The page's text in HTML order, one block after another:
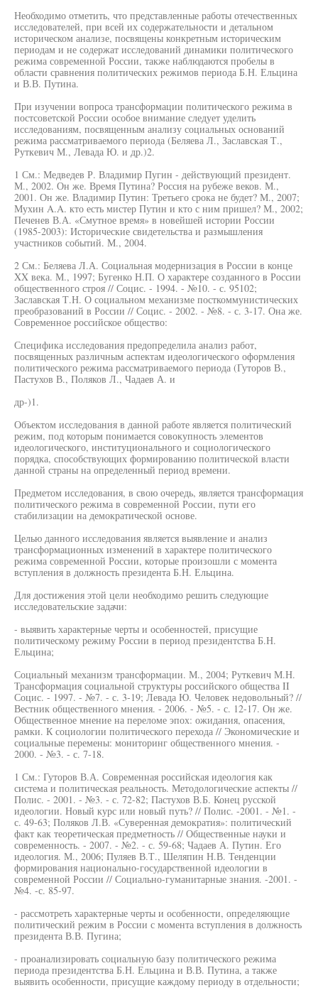
Необходимо отметить, что представленные работы отечественных
исследователей, при всей их содержательности и детальном
историческом анализе, посвящены конкретным историческим
периодам и не содержат исследований динамики политического
режима современной России, также наблюдаются пробелы в
области сравнения политических режимов периода Б.Н. Ельцина
и В.В. Путина.
При изучении вопроса трансформации политического режима в
постсоветской России особое внимание следует уделить
исследованиям, посвященным анализу социальных оснований
режима рассматриваемого периода (Беляева Л., Заславская Т.,
Руткевич М., Левада Ю. и др.)2.
1 См.: Медведев Р. Владимир Пугин - действующий президент.
М., 2002. Он же. Время Путина? Россия на рубеже веков. М.,
2001. Он же. Владимир Путин: Третьего срока не будет? М., 2007;
Мухин A.A. кто есть мистер Путин и кто с ним пришел? М., 2002;
Печенев В.А. «Смутное время» в новейшей истории России
(1985-2003): Исторические свидетельства и размышления
участников событий. М., 2004.
2 См.: Беляева Л.А. Социальная модернизация в России в конце
XX века. М., 1997; Бугенко Н.П. О характере созданного в России
общественного строя // Социс. - 1994. - №10. - с. 95102;
Заславская Т.Н. О социальном механизме посткоммунистических
преобразований в России // Социс. - 2002. - №8. - с. 3-17. Она же.
Современное российское общество:
Специфика исследования предопределила анализ работ,
посвященных различным аспектам идеологического оформления
политического режима рассматриваемого периода (Гуторов В.,
Пастухов В., Поляков Л., Чадаев А. и
др-)1.
Объектом исследования в данной работе является политический
режим, под которым понимается совокупность элементов
идеологического, институционального и социологического
порядка, способствующих формированию политической власти
данной страны на определенный период времени.
Предметом исследования, в свою очередь, является трансформация
политического режима в современной России, пути его
стабилизации на демократической основе.
Целью данного исследования является выявление и анализ
трансформационных изменений в характере политического
режима современной России, которые произошли с момента
вступления в должность президента Б.Н. Ельцина.
Для достижения этой цели необходимо решить следующие
исследовательские задачи:
- выявить характерные черты и особенностей, присущие
политическому режиму России в период президентства Б.Н.
Ельцина;
Социальный механизм трансформации. М., 2004; Руткевич М.Н.
Трансформация социальной структуры российского общества II
Социс. - 1997. - №7. - с. 3-19; Левада Ю. Человек недовольный? //
Вестник общественного мнения. - 2006. - №5. - с. 12-17. Он же.
Общественное мнение на переломе эпох: ожидания, опасения,
рамки. К социологии политического перехода // Экономические и
социальные перемены: мониторинг общественного мнения. -
2000. - №3. - с. 7-18.
1 См.: Гуторов В.А. Современная российская идеология как
система и политическая реальность. Методологические аспекты //
Полис. - 2001. - №3. - с. 72-82; Пастухов В.Б. Конец русской
идеологии. Новый курс или новый путь? // Полис. -2001. - №1. -
с. 49-63; Поляков Л.В. «Суверенная демократия»: политический
факт как теоретическая предметность // Общественные науки и
современность. - 2007. - №2. - с. 59-68; Чадаев А. Путин. Его
идеология. М., 2006; Пуляев В.Т., Шеляпин Н.В. Тенденции
формирования национально-государственной идеологии в
современной России // Социально-гуманитарные знания. -2001. -
№4. -с. 85-97.
- рассмотреть характерные черты и особенности, определяющие
политический режим в России с момента вступления в должность
президента В.В. Пугина;
- проанализировать социальную базу политического режима
периода президентства Б.Н. Ельцина и В.В. Путина, а также
выявить особенности, присущие каждому периоду в отдельности;